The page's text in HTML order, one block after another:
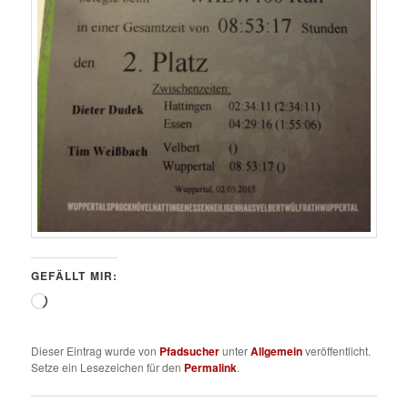
GEFÄLLT MIR:
Wird
Dieser Eintrag wurde von PfadsucherunterAllgemeinveröffentlicht.
Setze ein Lesezeichen für den Permalink.